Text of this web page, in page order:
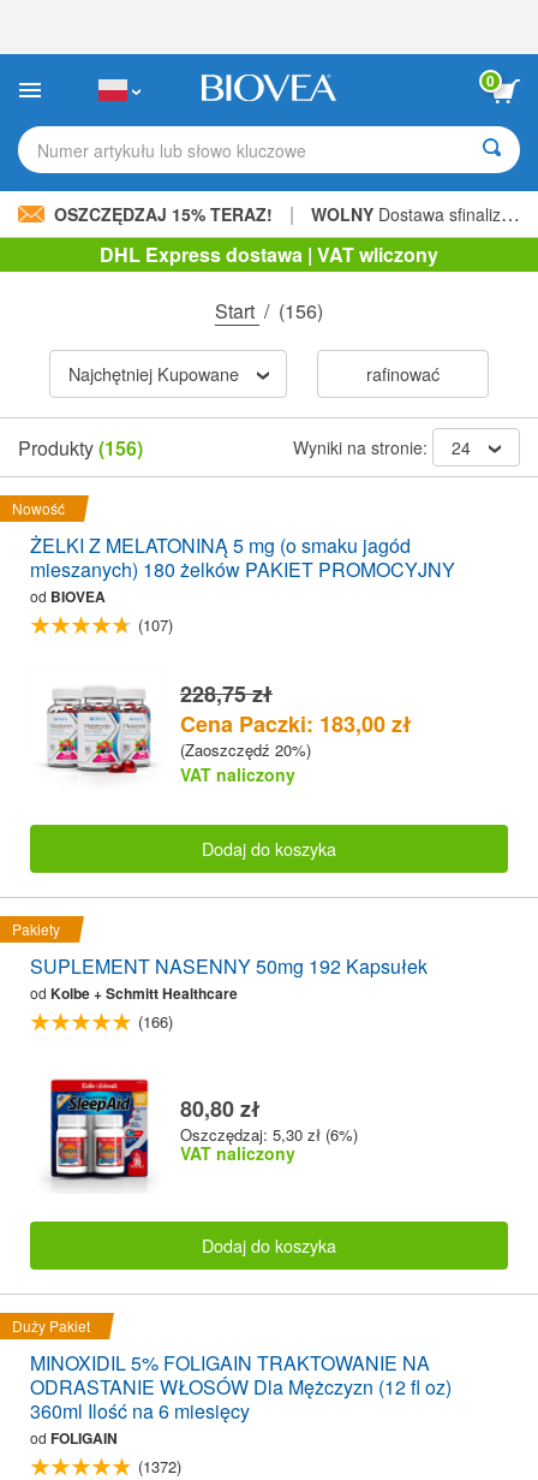
strona
internetowa
zawiera
ułatwień
dostępu.
0
Numer artykułu lub słowo kluczowe
OSZCZĘDZAJ 15% TERAZ! | WOLNY Dostawa sfinalizowana 206,00 zł »
DHL Express dostawa | VAT wliczony
Start / (156)
Najchętniej Kupowane rafinować
Produkty(156) Wyniki na stronie: 24
Nowość
ŻELKI Z MELATONINĄ 5 mg (o smaku jagód
mieszanych) 180 żelków PAKIET PROMOCYJNY
od BIOVEA
(107)
228,75 zł
Cena Paczki: 183,00 zł
(Zaoszczędź 20%)
VAT naliczony
Dodaj do koszyka
Pakiety
SUPLEMENT NASENNY 50mg 192 Kapsułek
od Kolbe + Schmitt Healthcare
(166)
80,80 zł
Oszczędzaj: 5,30 zł (6%)
VAT naliczony
Dodaj do koszyka
Duży Pakiet
MINOXIDIL 5% FOLIGAIN TRAKTOWANIE NA
ODRASTANIE WŁOSÓW Dla Mężczyzn (12 fl oz)
360ml Ilość na 6 miesięcy
od FOLIGAIN
(1372)